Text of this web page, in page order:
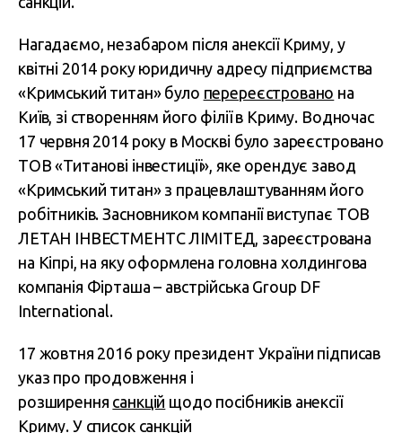
Нагадаємо, незабаром після анексії Криму, у
квітні 2014 року юридичну адресу підприємства
«Кримський титан» було перереєстровано на
Київ, зі створенням його філії в Криму. Водночас
17 червня 2014 року в Москві було зареєстровано
ТОВ «Титанові інвестиції», яке орендує завод
«Кримський титан» з працевлаштуванням його
робітників. Засновником компанії виступає ТОВ
ЛЕТАН ІНВЕСТМЕНТС ЛІМІТЕД, зареєстрована
на Кіпрі, на яку оформлена головна холдингова
компанія Фірташа – австрійська Group DF
International.
17 жовтня 2016 року президент України підписав
указ про продовження і
розширення санкцій щодо посібників анексії
Криму. У список санкцій